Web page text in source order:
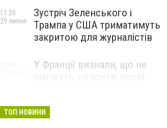
Зустріч Зеленського і
Трампа у США триматимуть
закритою для журналістів
11:20
29 липня
У Франції визнали, що не
ТОП НОВИНИ